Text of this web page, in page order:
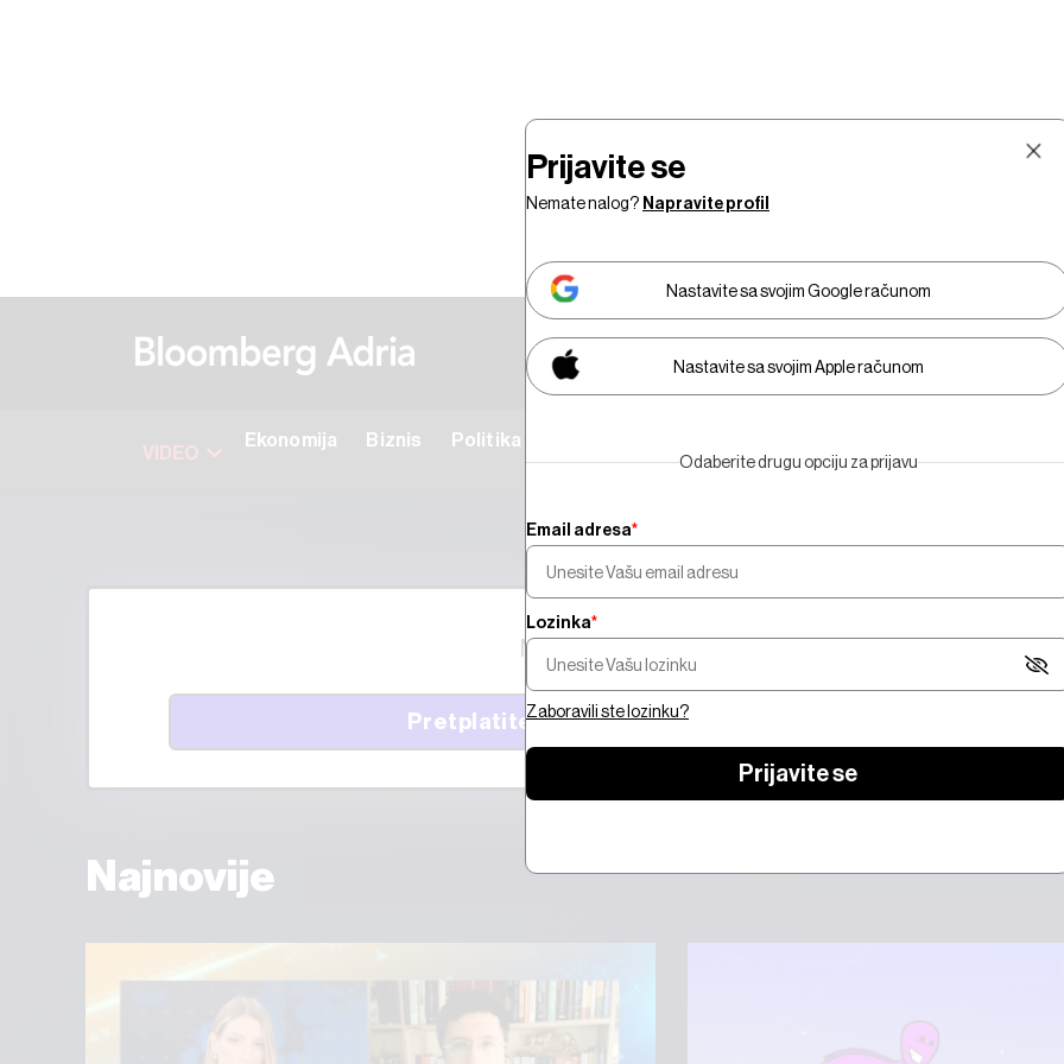
VIDEO
Ekonomija Biznis Politika
Adria
Morate biti pretplatnik da biste gledali video
Pretplatite se
Najnovije
Prijavite se
Nemate nalog? Napravite profil
Nastavite sa svojim Google računom
Nastavite sa svojim Apple računom
Odaberite drugu opciju za prijavu
Email adresa*
Lozinka*
Zaboravili ste lozinku?
Prijavite se